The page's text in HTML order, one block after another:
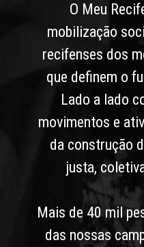
O Meu
mobilização
recifenses dos
que definem o
Lado a lado
movimentos e
da construção
justa,
Mais de 40 mil
das nossas